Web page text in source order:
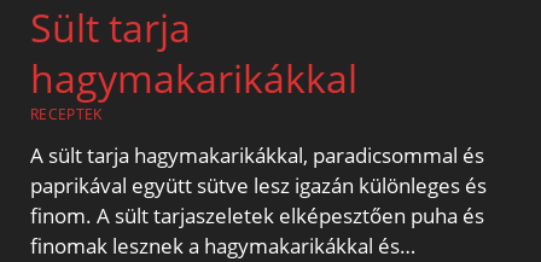
Sült tarja
hagymakarikákkal
RECEPTEK
A sült tarja hagymakarikákkal, paradicsommal és
paprikával együtt sütve lesz igazán különleges és
finom. A sült tarjaszeletek elképesztően puha és
finomak lesznek a hagymakarikákkal és…